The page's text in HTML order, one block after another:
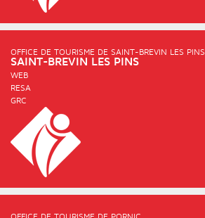
OFFICE DE TOURISME DE SAINT-BREVIN LES PINS
SAINT-BREVIN LES PINS
WEB
RESA
GRC